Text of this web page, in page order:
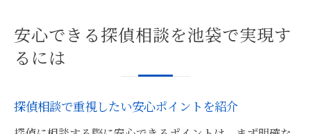
安心できる探偵相談を池袋で実現す
るには
探偵相談で重視したい安心ポイントを紹介